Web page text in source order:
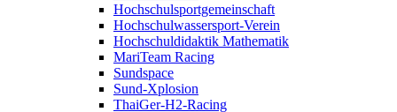
Hochschulsportgemeinschaft
Hochschulwassersport-Verein
Hochschuldidaktik Mathematik
MariTeam Racing
Sundspace
Sund-Xplosion
ThaiGer-H2-Racing